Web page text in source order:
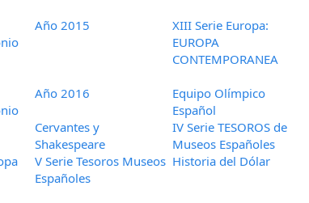
Año 2015
XIII Serie Europa:
EUROPA
CONTEMPORANEA
Año 2016
Equipo Olímpico
Español
Cervantes y
Shakespeare
IV Serie TESOROS de
Museos Españoles
V Serie Tesoros Museos
Españoles
Historia del Dólar